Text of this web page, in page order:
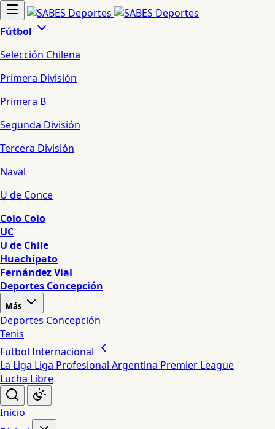
Fútbol
Selección Chilena
Primera División
Primera B
Segunda División
Tercera División
Naval
U de Conce
Colo Colo
UC
U de Chile
Huachipato
Fernández Vial
Deportes Concepción
Más
Deportes Concepción
Tenis
Futbol Internacional
La Liga Liga Profesional Argentina Premier League
Lucha Libre
Inicio